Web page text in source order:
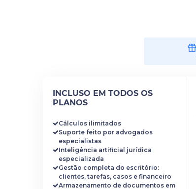
INCLUSO EM TODOS OS
PLANOS
Cálculos ilimitados
Suporte feito por advogados
especialistas
Inteligência artificial jurídica
especializada
Gestão completa do escritório:
clientes, tarefas, casos e financeiro
Armazenamento de documentos em